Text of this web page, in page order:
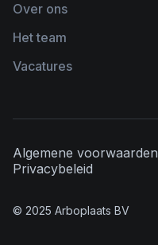
Over ons
Het team
Vacatures
© 2025 Arboplaats BV
Algemene voorwaarden
Privacybeleid